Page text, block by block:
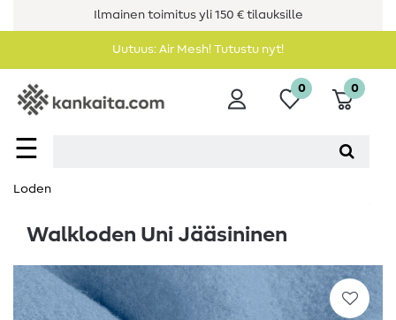
Ilmainen toimitus yli 150 € tilauksille
Uutuus: Air Mesh! Tutustu nyt!
☰
0 0
Loden
Walkloden Uni Jääsininen